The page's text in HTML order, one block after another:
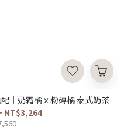
｜奶霜橘ｘ粉磚橘 泰式奶茶
NT$3,264